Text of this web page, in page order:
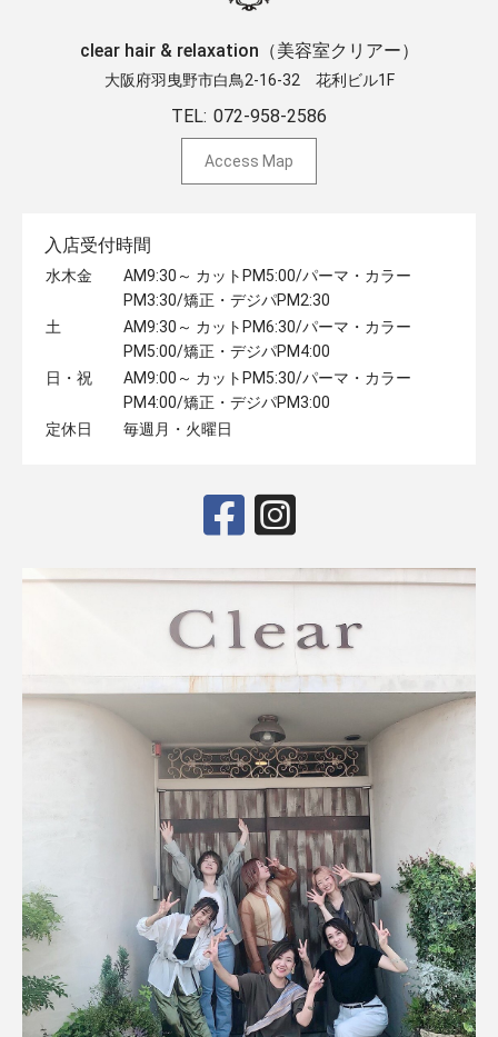
clear hair & relaxation（美容室クリアー）
大阪府羽曳野市白鳥2-16-32 ​花利ビル1F
TEL: 072-958-2586
Access Map
入店受付時間
水木金
AM9:30～ カットPM5:00/パーマ・カラー
PM3:30/矯正・デジパPM2:30
土
AM9:30～ カットPM6:30/パーマ・カラー
PM5:00/矯正・デジパPM4:00
日・祝
AM9:00～ カットPM5:30/パーマ・カラー
PM4:00/矯正・デジパPM3:00
定休日
毎週月・火曜日